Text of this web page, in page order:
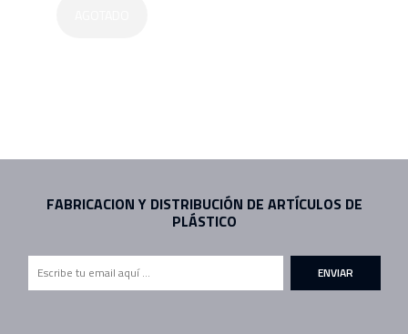
FABRICACION Y DISTRIBUCIÓN DE ARTÍCULOS DE
PLÁSTICO
ENVIAR